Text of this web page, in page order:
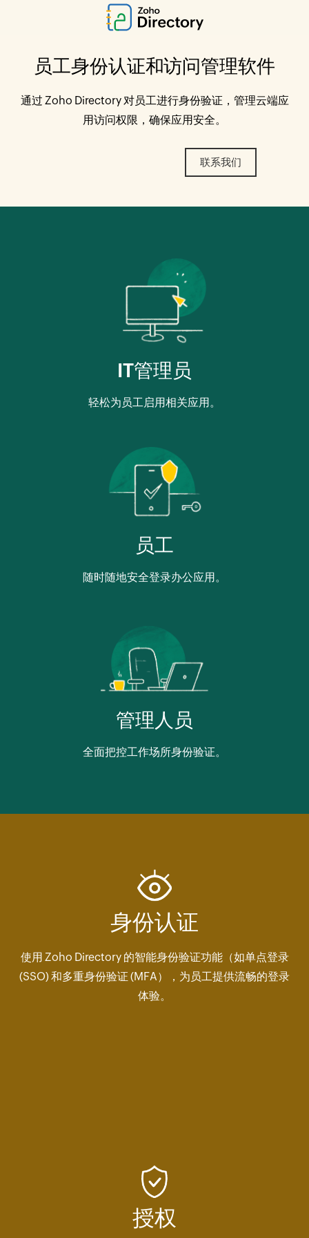
员工身份认证和访问管理软件
通过 Zoho Directory 对员工进行身份验证，管理云端应
用访问权限，确保应用安全。
联系我们
IT管理员
轻松为员工启用相关应用。
员工
随时随地安全登录办公应用。
管理人员
全面把控工作场所身份验证。
身份认证
使用 Zoho Directory 的智能身份验证功能（如单点登录
(SSO) 和多重身份验证 (MFA），为员工提供流畅的登录
体验。
授权